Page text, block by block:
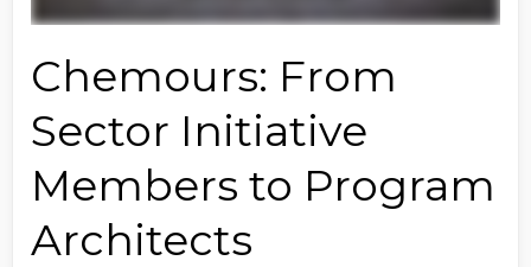
Chemours: From
Sector Initiative
Members to Program
Architects